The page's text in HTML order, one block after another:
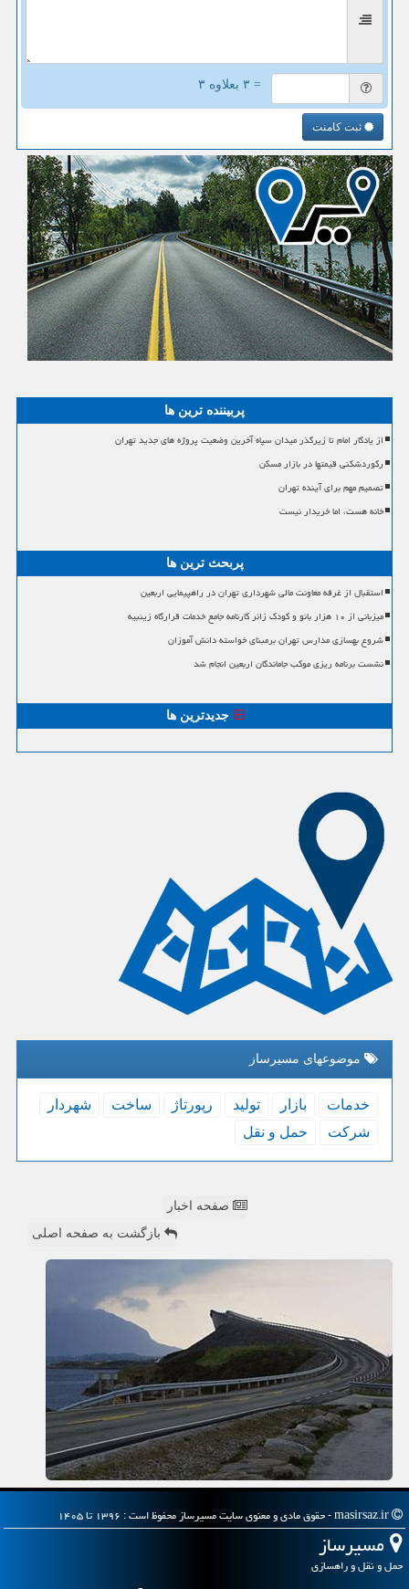
= ۳ بعلاوه ۳
ثبت کامنت
پربیننده ترین ها
از یادگار امام تا زیرگذر میدان سپاه آخرین وضعیت پروژه های جدید تهران
رکوردشکنی قیمتها در بازار مسکن
تصمیم مهم برای آینده تهران
خانه هست، اما خریدار نیست
پربحث ترین ها
استقبال از غرفه معاونت مالی شهرداری تهران در راهپیمایی اربعین
میزبانی از ۱۰ هزار بانو و کودک زائر کارنامه جامع خدمات قرارگاه زینبیه
شروع بهسازی مدارس تهران برمبنای خواسته دانش آموزان
نشست برنامه ریزی موکب جاماندگان اربعین انجام شد
جدیدترین ها
موضوعهای مسیرساز
خدمات بازار تولید رپورتاژ ساخت
شهردار
شركت
حمل و نقل
صفحه اخبار
بازگشت به صفحه اصلی
مسیرساز
حمل و نقل و راهسازی